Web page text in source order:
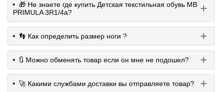
🎁 Не знаете где купить Детская текстильная обувь MB
PRIMULA 3R1/4a?
👣 Как определить размер ноги ?
🔃 Можно обменять товар если он мне не подошел?
🚀 Какими службами доставки вы отправляете товар?